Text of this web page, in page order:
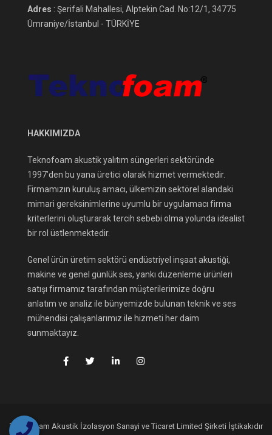
Adres : Şerifali Mahallesi, Alptekin Cad. No:12/1, 34775
Ümraniye/İstanbul - TÜRKİYE
HAKKIMIZDA
Teknofoam akustik yalıtım süngerleri sektöründe
1997’den bu yana üretici olarak hizmet vermektedir.
Firmamızın kuruluş amacı, ülkemizin sektörel alandaki
mimari gereksinimlerine uyumlu bir uygulamacı firma
kriterlerini oluşturarak tercih sebebi olma yolunda idealist
bir rol üstlenmektedir.
Genel ürün üretim sektörü endüstriyel inşaat akustiği,
makine ve genel günlük ses, yankı düzenleme ürünleri
satışı firmamız tarafından müşterilerimize doğru
anlatım ve analiz ile bünyemizde bulunan teknik ve ses
mühendisi çalışanlarımız ile hizmeti her daim
sunmaktayız.
Teknofoam Akustik İzolasyon Sanayi ve Ticaret Limited Şirketi İştikakıdır